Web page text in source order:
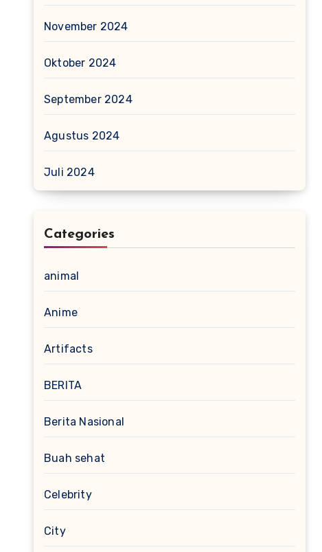
November 2024
Oktober 2024
September 2024
Agustus 2024
Juli 2024
Categories
animal
Anime
Artifacts
BERITA
Berita Nasional
Buah sehat
Celebrity
City